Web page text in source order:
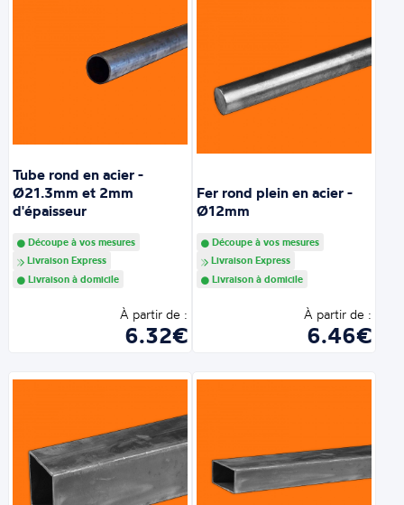
Tube rond en acier -
Ø21.3mm et 2mm
d'épaisseur
Découpe à vos mesures
Livraison Express
Livraison à domicile
À partir de :
6.32€
Fer rond plein en acier -
Ø12mm
Découpe à vos mesures
Livraison Express
Livraison à domicile
À partir de :
6.46€